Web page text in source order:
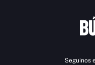
Seguinos